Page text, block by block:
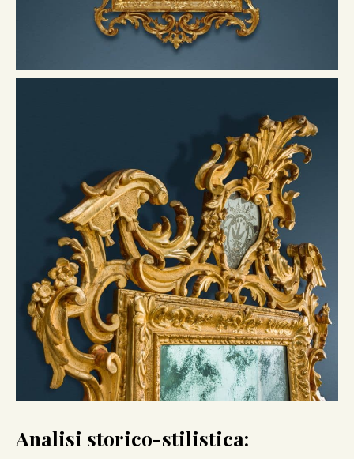
Analisi storico-stilistica: